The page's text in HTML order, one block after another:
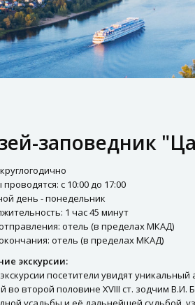
заповедник
с 10:00 до 17:00
день - понедельник
1 час 45 минут
отель (в пределах МКАД)
отель (в пределах МКАД)
экскурсии:
посетители увидят
во второй половине XVIII ст. зодчим